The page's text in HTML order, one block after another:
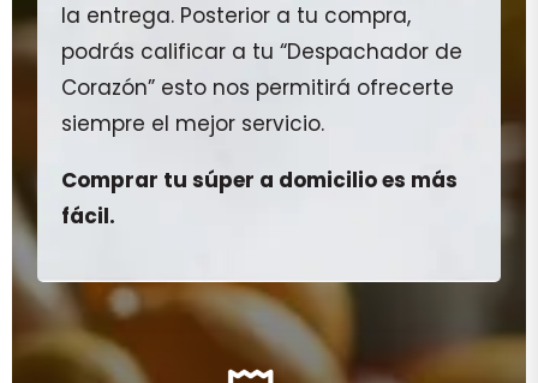
la entrega. Posterior a tu compra,
podrás calificar a tu “Despachador de
Corazón” esto nos permitirá ofrecerte
siempre el mejor servicio.
Comprar tu súper a domicilio es más
fácil.